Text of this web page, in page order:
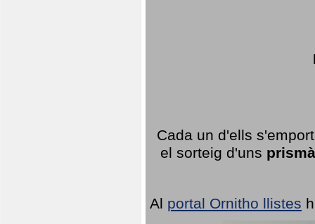
Cada un d'ells
el sorteig d'uns
Al portal Ornitho llistes